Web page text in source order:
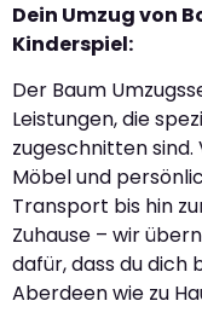
Dein Umzug von
Kinderspiel:
Der Baum
Leistungen, die
zugeschnitten
Möbel und
Transport bis hin
Zuhause – wir
dafür, dass du dich
Aberdeen wie zu